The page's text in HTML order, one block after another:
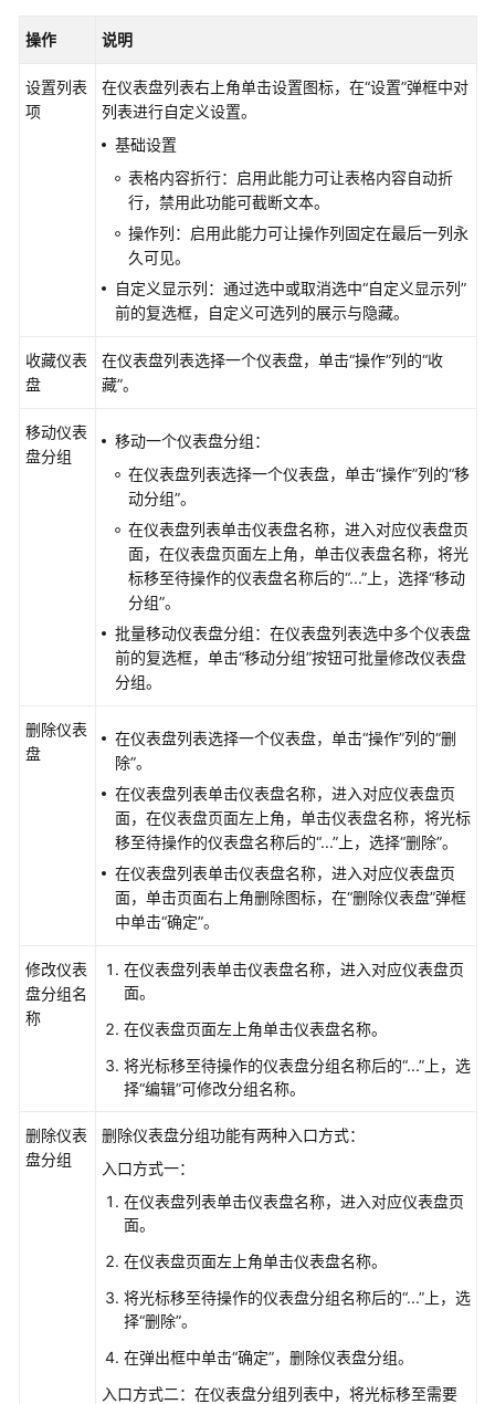
入
AOM
AOM（新
指
览
AOM
仪
表
监
控
述
创
建
AOM
仪
盘
创
AOM
盘
（新
版）
置
AOM
盘
全
操作 说明
设置列表
项
在仪表盘列表右上角单击设置图标，在“设置”弹框中对
列表进行自定义设置。
基础设置
表格内容折行：启用此能力可让表格内容自动折
行，禁用此功能可截断文本。
操作列：启用此能力可让操作列固定在最后一列永
久可见。
自定义显示列：通过选中或取消选中“自定义显示列”
前的复选框，自定义可选列的展示与隐藏。
收藏仪表
盘
在仪表盘列表选择一个仪表盘，单击“操作”列的“收
藏”。
移动仪表
盘分组
移动一个仪表盘分组：
在仪表盘列表选择一个仪表盘，单击“操作”列的“移
动分组”。
在仪表盘列表单击仪表盘名称，进入对应仪表盘页
面，在仪表盘页面左上角，单击仪表盘名称，将光
标移至待操作的仪表盘名称后的“...” 上，选择“移动
分组”。
批量移动仪表盘分组：在仪表盘列表选中多个仪表盘
前的复选框，单击“移动分组”按钮可批量修改仪表盘
分组。
删除仪表
盘
在仪表盘列表选择一个仪表盘，单击“操作”列的“删
除”。
在仪表盘列表单击仪表盘名称，进入对应仪表盘页
面，在仪表盘页面左上角，单击仪表盘名称，将光标
移至待操作的仪表盘名称后的“...” 上，选择“删除”。
在仪表盘列表单击仪表盘名称，进入对应仪表盘页
面，单击页面右上角删除图标，在“删除仪表盘”弹框
中单击“确定”。
修改仪表
盘分组名
称
在仪表盘列表单击仪表盘名称，进入对应仪表盘页
面。
在仪表盘页面左上角单击仪表盘名称。
将光标移至待操作的仪表盘分组名称后的“...” 上，选
择“编辑”可修改分组名称。
删除仪表
盘分组
删除仪表盘分组功能有两种入口方式：
入口方式一：
在仪表盘列表单击仪表盘名称，进入对应仪表盘页
面。
在仪表盘页面左上角单击仪表盘名称。
将光标移至待操作的仪表盘分组名称后的“...” 上，选
择“删除”。
在弹出框中单击“确定”，删除仪表盘分组。
入口方式二：在仪表盘分组列表中，将光标移至需要